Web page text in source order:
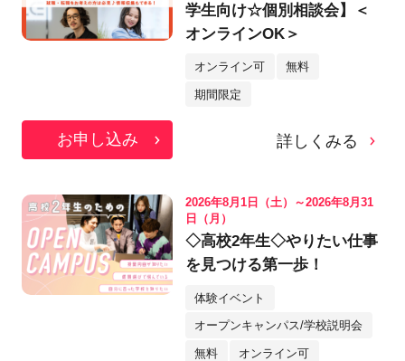
学生向け☆個別相談会】＜
オンラインOK＞
オンライン可 無料
期間限定
お申し込み 詳しくみる
2026年8月1日（土）～2026年8月31
日（月）
◇高校2年生◇やりたい仕事
を見つける第一歩！
体験イベント
オープンキャンパス/学校説明会
無料 オンライン可